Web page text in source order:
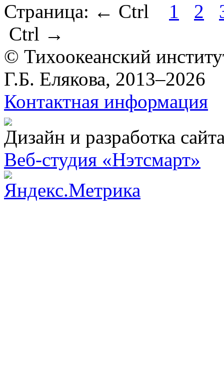
Страница: ← Ctrl 1 2
Ctrl →
© Тихоокеанский
Г.Б. Елякова, 2013–2026
Контактная информация
Дизайн и разработка
Веб-студия «Нэтсмарт»